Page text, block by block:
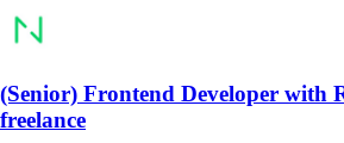
(Senior) Frontend Developer with
freelance